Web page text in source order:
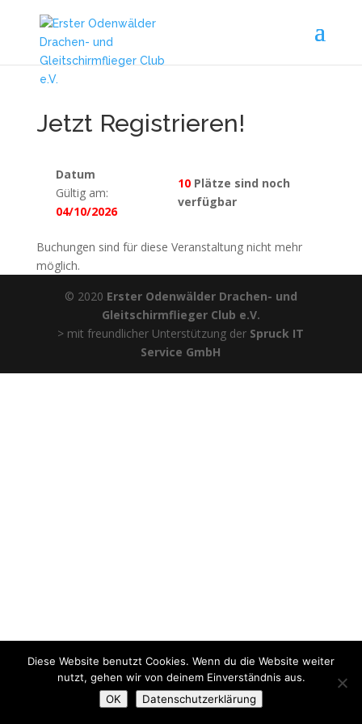
Jetzt Registrieren!
Datum
Gültig am:
04/10/2026
10Plätze sind noch
verfügbar
Buchungen sind für diese Veranstaltung nicht mehr
möglich.
© 2020 Erster Odenwälder Drachen- und
Gleitschirmflieger Club e.V.
> mit freundlicher Unterstützung der Spruck IT
Service GmbH
Diese Website benutzt Cookies. Wenn du die Website weiter
nutzt, gehen wir von deinem Einverständnis aus.
OK
Datenschutzerklärung